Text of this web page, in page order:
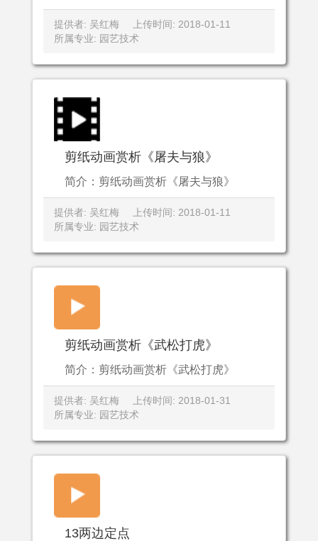
提供者: 吴红梅
上传时间: 2018-01-11
所属专业: 园艺技术
剪纸动画赏析《屠夫与狼》
简介：剪纸动画赏析《屠夫与狼》
提供者: 吴红梅
上传时间: 2018-01-11
所属专业: 园艺技术
剪纸动画赏析《武松打虎》
简介：剪纸动画赏析《武松打虎》
提供者: 吴红梅
上传时间: 2018-01-31
所属专业: 园艺技术
13两边定点